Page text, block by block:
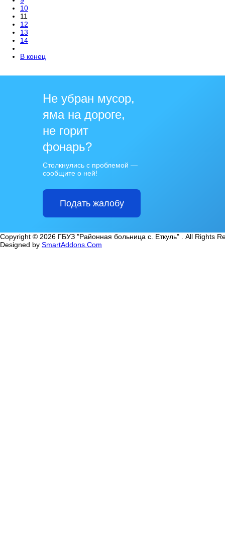
10
11
12
13
14
В конец
Не убран мусор,
яма на дороге,
не горит
фонарь?
Столкнулись с проблемой —
сообщите о ней!
Подать жалобу
Copyright © 2026 ГБУЗ "Районная больница с. Еткуль" . All Rights
Designed by SmartAddons.Com